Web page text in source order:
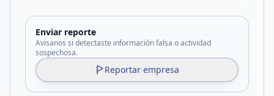
Enviar reporte
Avisanos si detectaste información falsa o actividad
sospechosa.
Reportar empresa